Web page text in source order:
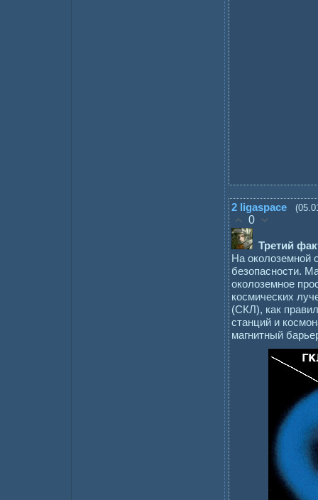
2 ligaspace
0
Третий
На околоземной
безопасности.
околоземное
космических
(СКЛ), как
станций и
магнитный